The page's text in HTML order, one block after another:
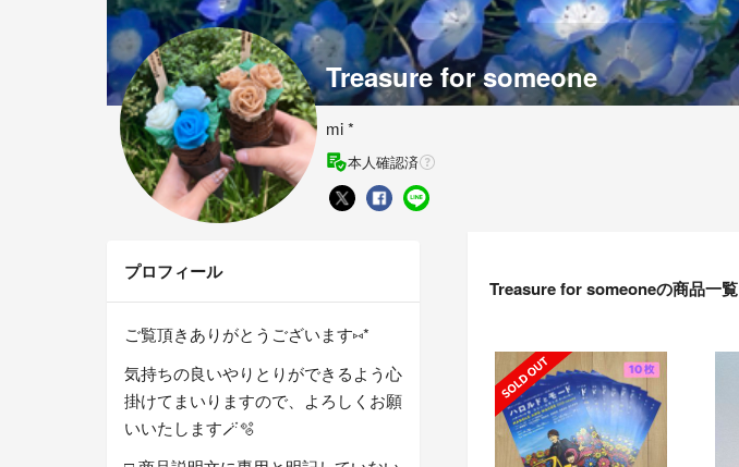
Treasure for someone
mi *
本人確認済
Treasure for someoneの商品一覧
プロフィール
ご覧頂きありがとうございます︎⑅︎*
気持ちの良いやりとりができるよう心
掛けてまいりますので、よろしくお願
いいたします🪄🫧